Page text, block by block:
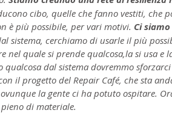
cibo, quelle che fanno vestiti, che
è più possibile, per vari motivi. Ci
sistema, cerchiamo di usarle il più
nel quale si prende qualcosa,la si usa e
qualcosa dal sistema dovremmo
il progetto del Repair Café, che sta
la gente ci ha potuto ospitare.
di materiale.